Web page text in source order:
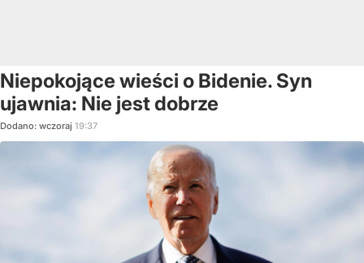
Niepokojące wieści o Bidenie. Syn
ujawnia: Nie jest dobrze
Dodano: wczoraj 19:37